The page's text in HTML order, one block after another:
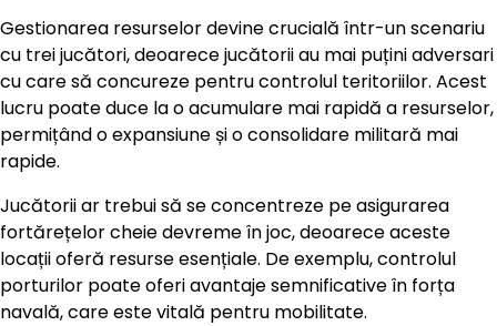
Gestionarea resurselor devine crucială într-un scenariu
cu trei jucători, deoarece jucătorii au mai puțini adversari
cu care să concureze pentru controlul teritoriilor. Acest
lucru poate duce la o acumulare mai rapidă a resurselor,
permițând o expansiune și o consolidare militară mai
rapide.
Jucătorii ar trebui să se concentreze pe asigurarea
fortărețelor cheie devreme în joc, deoarece aceste
locații oferă resurse esențiale. De exemplu, controlul
porturilor poate oferi avantaje semnificative în forța
navală, care este vitală pentru mobilitate.